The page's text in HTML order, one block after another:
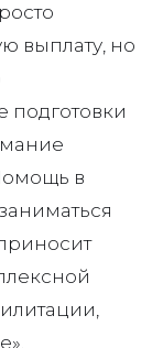
выплату, но
подготовки
в